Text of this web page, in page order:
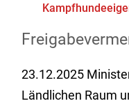
23.12.2025
Ländlichen Raum